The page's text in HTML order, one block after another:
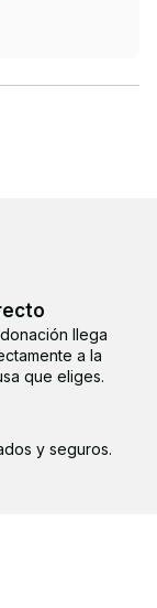
llega
a la
que eliges.
y seguros.